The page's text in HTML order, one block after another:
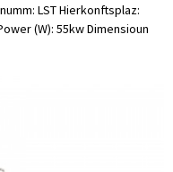
LST Hierkonftsplaz:
(W): 55kw Dimensioun